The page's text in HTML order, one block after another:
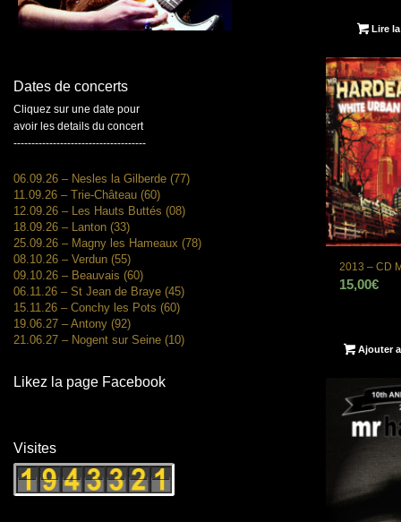
Lire
2013 – CD
15,00€
Ajouter
Dates de concerts
Cliquez sur une date pour
avoir les details du concert
-------------------------------------
06.09.26 – Nesles la Gilberde (77)
11.09.26 – Trie-Château (60)
12.09.26 – Les Hauts Buttés (08)
18.09.26 – Lanton (33)
25.09.26 – Magny les Hameaux (78)
08.10.26 – Verdun (55)
09.10.26 – Beauvais (60)
06.11.26 – St Jean de Braye (45)
15.11.26 – Conchy les Pots (60)
19.06.27 – Antony (92)
21.06.27 – Nogent sur Seine (10)
Likez la page Facebook
Visites